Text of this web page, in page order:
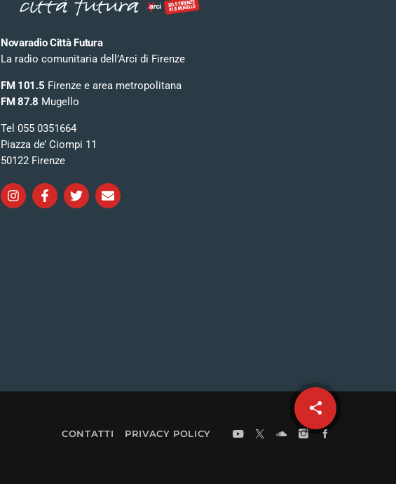
share
email
Novaradio Città Futura
La radio comunitaria dell’Arci di Firenze
FM 101.5 Firenze e area metropolitana
FM 87.8 Mugello
Tel 055 0351664
Piazza de’ Ciompi 11
50122 Firenze
CONTATTI PRIVACY POLICY